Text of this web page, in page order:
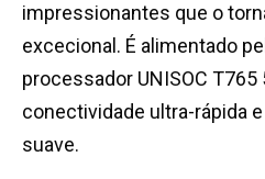
impressionantes que o
excecional. É alimentado
processador UNISOC
conectividade ultra-rápida
suave.